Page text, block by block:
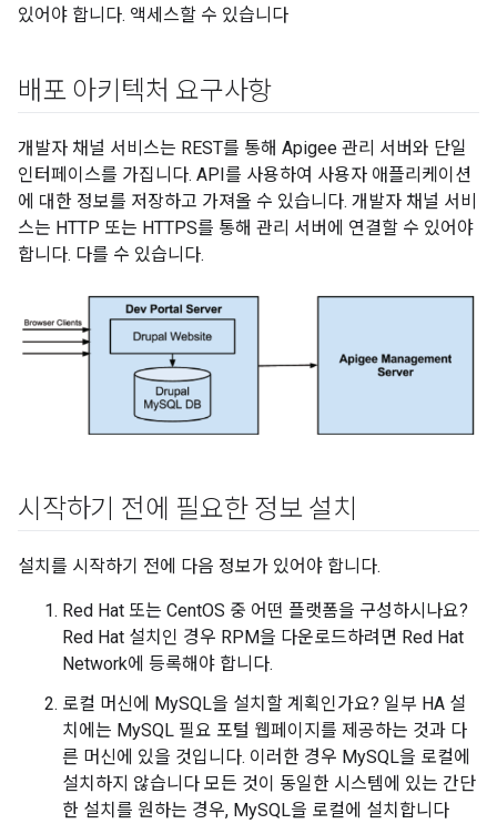
있어야 합니다. 액세스할 수 있습니다
배포 아키텍처 요구사항
개발자 채널 서비스는 REST를 통해 Apigee 관리 서버와 단일
인터페이스를 가집니다. API를 사용하여 사용자 애플리케이션
에 대한 정보를 저장하고 가져올 수 있습니다. 개발자 채널 서비
스는 HTTP 또는 HTTPS를 통해 관리 서버에 연결할 수 있어야
합니다. 다를 수 있습니다.
시작하기 전에 필요한 정보 설치
설치를 시작하기 전에 다음 정보가 있어야 합니다.
Red Hat 또는 CentOS 중 어떤 플랫폼을 구성하시나요?
Red Hat 설치인 경우 RPM을 다운로드하려면 Red Hat
Network에 등록해야 합니다.
로컬 머신에 MySQL을 설치할 계획인가요? 일부 HA 설
치에는 MySQL 필요 포털 웹페이지를 제공하는 것과 다
른 머신에 있을 것입니다. 이러한 경우 MySQL을 로컬에
설치하지 않습니다 모든 것이 동일한 시스템에 있는 간단
한 설치를 원하는 경우, MySQL을 로컬에 설치합니다